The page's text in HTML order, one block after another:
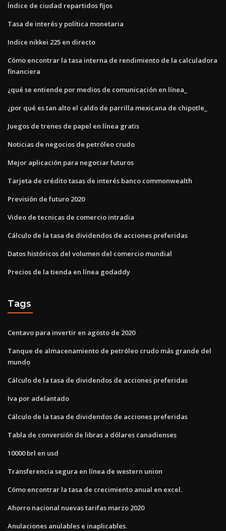
Índice de ciudad repartidos fijos
Tasa de interés y política monetaria
Indice nikkei 225 en directo
Cómo encontrar la tasa interna de rendimiento de la calculadora
financiera
¿qué se entiende por medios de comunicación en línea_
¿por qué es tan alto el caldo de parrilla mexicana de chipotle_
Juegos de trenes de papel en línea gratis
Noticias de negocios de petróleo crudo
Mejor aplicación para negociar futuros
Tarjeta de crédito tasas de interés banco commonwealth
Previsión de futuro 2020
Video de tecnicas de comercio intradia
Cálculo de la tasa de dividendos de acciones preferidas
Datos históricos del volumen del comercio mundial
Precios de la tienda en línea godaddy
Tags
Centavo para invertir en agosto de 2020
Tanque de almacenamiento de petróleo crudo más grande del
mundo
Cálculo de la tasa de dividendos de acciones preferidas
Iva por adelantado
Cálculo de la tasa de dividendos de acciones preferidas
Tabla de conversión de libras a dólares canadienses
10000 brl en usd
Transferencia segura en línea de western union
Cómo encontrar la tasa de crecimiento anual en excel.
Ahorro nacional nuevas tarifas marzo 2020
Anulaciones anulables e inaplicables.